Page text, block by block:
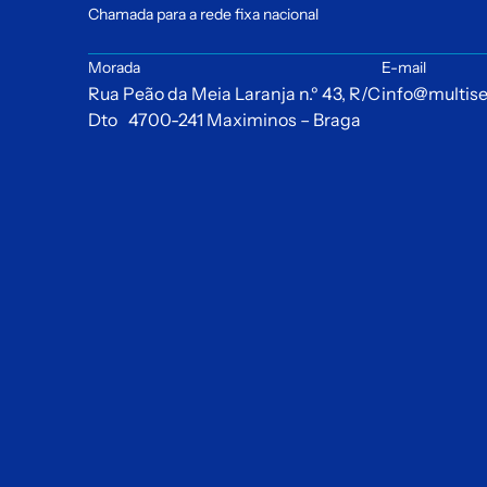
Chamada para a rede fixa nacional
Morada
Rua Peão da Meia Laranja n.º 43, R/C
Dto 4700-241 Maximinos – Braga
E-mail